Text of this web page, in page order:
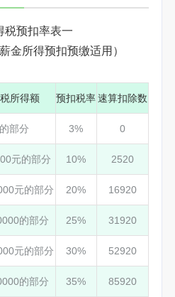
税预扣率表一
金所得预扣预缴适用）
所得额 预扣税率速算扣除数
部分 3% 0
元的部分 10% 2520
元的部分 20% 16920
的部分 25% 31920
元的部分 30% 52920
的部分 35% 85920